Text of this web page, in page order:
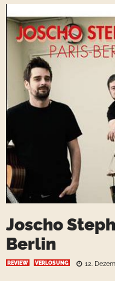
Joscho
Berlin
REVIEW VERLOSUNG 12.